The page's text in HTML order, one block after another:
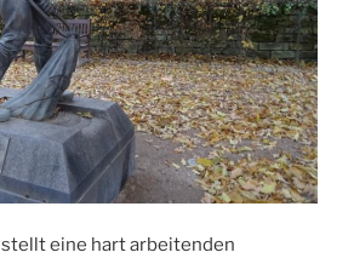
stellt eine hart arbeitenden